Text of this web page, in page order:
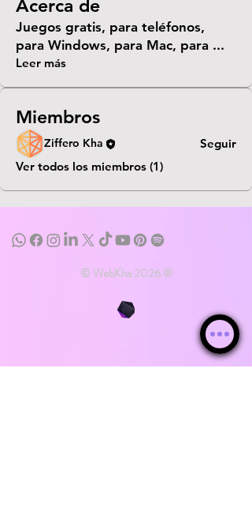
Acerca de
Juegos gratis, para teléfonos,
para Windows, para Mac, para ...
Leer más
Miembros
Ziffero Kha
Seguir
Ver todos los miembros (1)
© WebKha 2026 ®